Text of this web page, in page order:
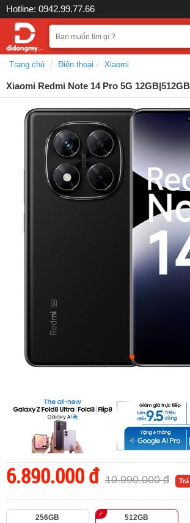
Hotline: 0942.99.77.66
Trang chủ Điện thoại Xiaomi
Xiaomi Redmi Note 14 Pro 5G
6.890.000 đ 10.990.000 đ
256GB
512GB